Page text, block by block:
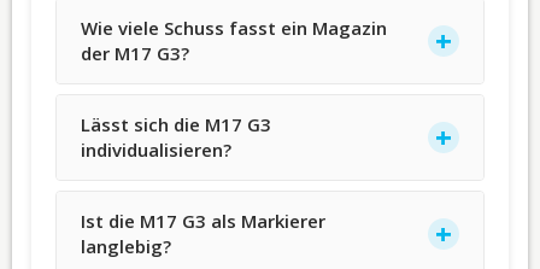
Wie viele Schuss fasst ein Magazin
der M17 G3?
Lässt sich die M17 G3
individualisieren?
Ist die M17 G3 als Markierer
langlebig?